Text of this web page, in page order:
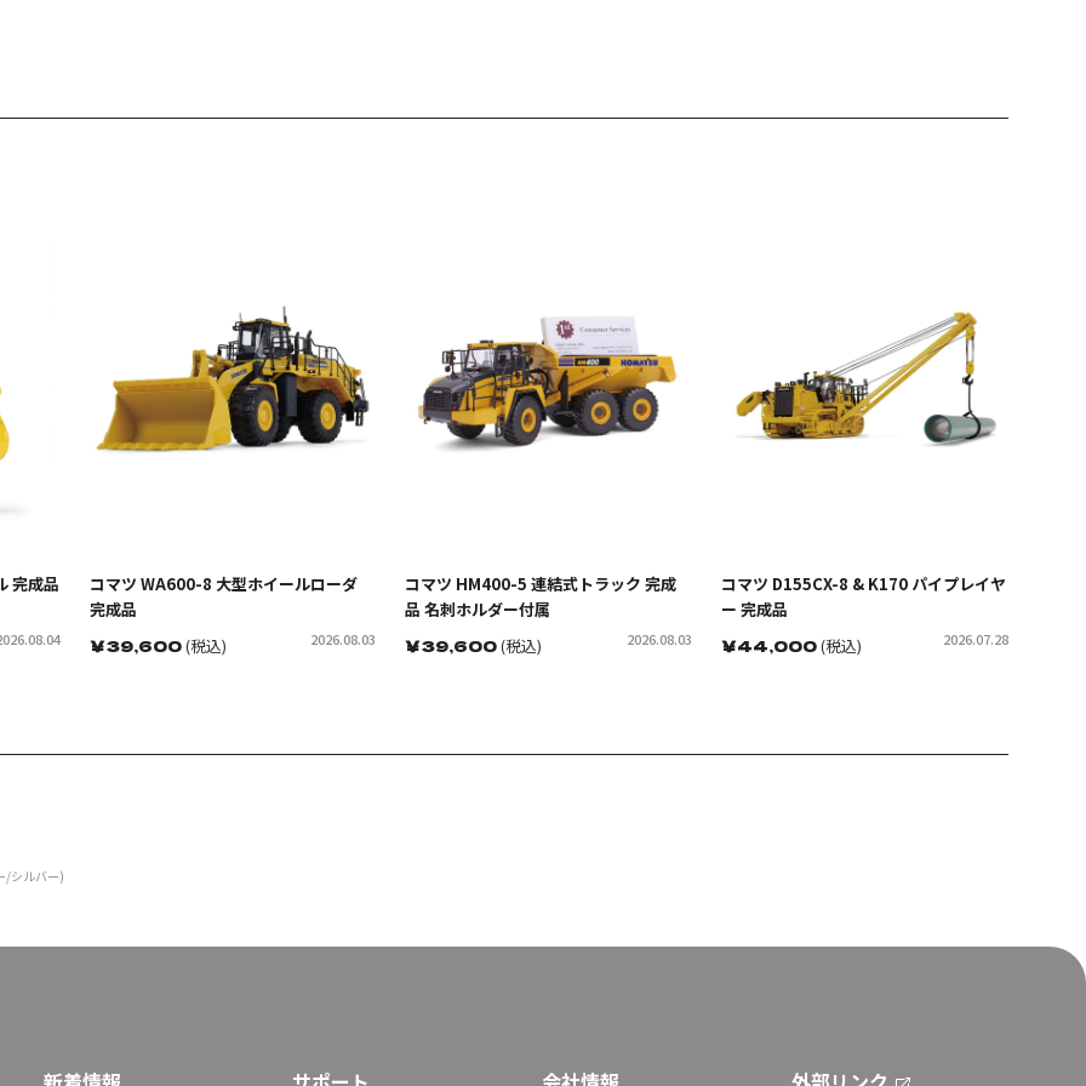
完成品
コマツ WA600-8 大型ホイールローダ
完成品
￥39,600(税込) 2026.08.03
コマツ HM400-5 連結式トラック 完成
品 名刺ホルダー付属
￥39,600(税込) 2026.08.03
コマツ D155CX-8 & K170 パイプレイヤ
ー 完成品
￥44,000(税込) 2026.07.28
/シルバー)